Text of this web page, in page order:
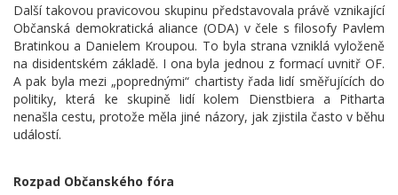
Další takovou pravicovou skupinu představovala právě vznikající
Občanská demokratická aliance (ODA) v čele s filosofy Pavlem
Bratinkou a Danielem Kroupou. To byla strana vzniklá vyloženě
na disidentském základě. I ona byla jednou z formací uvnitř OF.
A pak byla mezi „poprednými“ chartisty řada lidí směřujících do
politiky, která ke skupině lidí kolem Dienstbiera a Pitharta
nenašla cestu, protože měla jiné názory, jak zjistila často v běhu
událostí.
Rozpad Občanského fóra